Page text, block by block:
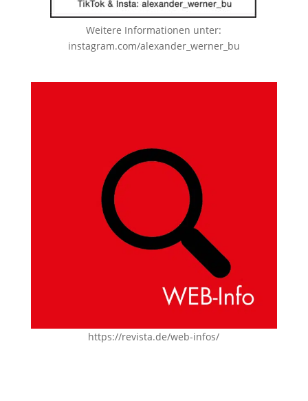
Weitere Informationen unter:
instagram.com/alexander_werner_bu
https://revista.de/web-infos/